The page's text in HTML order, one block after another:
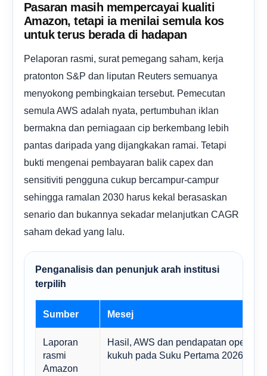
Pasaran masih mempercayai kualiti
Amazon, tetapi ia menilai semula kos
untuk terus berada di hadapan
Pelaporan rasmi, surat pemegang saham, kerja
pratonton S&P dan liputan Reuters semuanya
menyokong pembingkaian tersebut. Pemecutan
semula AWS adalah nyata, pertumbuhan iklan
bermakna dan perniagaan cip berkembang lebih
pantas daripada yang dijangkakan ramai. Tetapi
bukti mengenai pembayaran balik capex dan
sensitiviti pengguna cukup bercampur-campur
sehingga ramalan 2030 harus kekal berasaskan
senario dan bukannya sekadar melanjutkan CAGR
saham dekad yang lalu.
Penganalisis dan penunjuk arah institusi
terpilih
Sumber Mesej
Laporan
rasmi
Amazon
Hasil, AWS dan pendapatan operasi
kukuh pada Suku Pertama 2026